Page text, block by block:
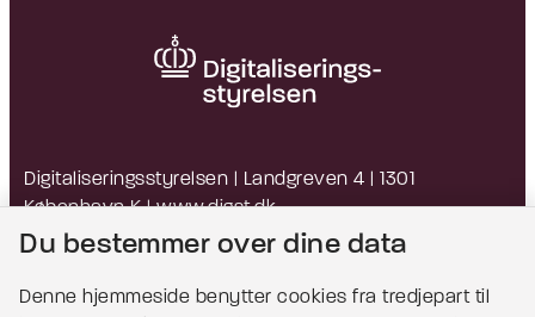
Digitaliseringsstyrelsen | Landgreven 4 | 1301
København K |www.digst.dk
EAN: 5798009814203 | CVR: 34051178
Du bestemmer over dine data
Denne hjemmeside benytter cookies fra tredjepart til